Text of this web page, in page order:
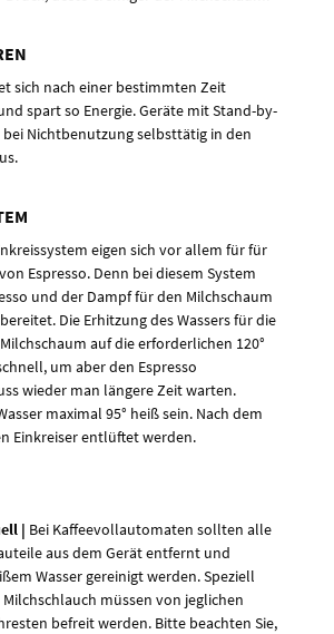
sich nach einer bestimmten Zeit
spart so Energie. Geräte mit Stand-by-
bei Nichtbenutzung selbsttätig in den
eigen sich vor allem für für
Espresso. Denn bei diesem System
und der Dampf für den Milchschaum
Die Erhitzung des Wassers für die
auf die erforderlichen 120°
um aber den Espresso
wieder man längere Zeit warten.
maximal 95° heiß sein. Nach dem
Einkreiser entlüftet werden.
| Bei Kaffeevollautomaten sollten alle
aus dem Gerät entfernt und
Wasser gereinigt werden. Speziell
müssen von jeglichen
befreit werden. Bitte beachten Sie,